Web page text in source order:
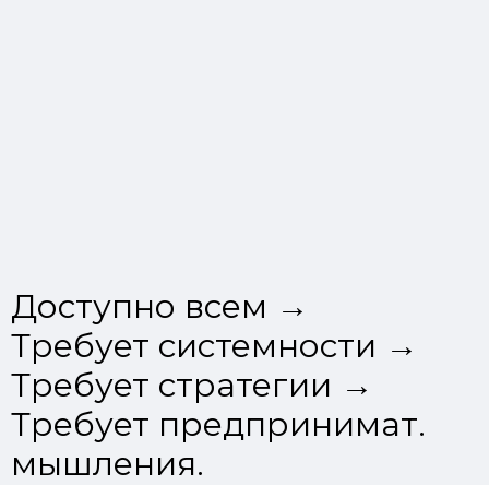
Доступно всем →
Требует системности →
Требует стратегии →
Требует предпринимат.
мышления.